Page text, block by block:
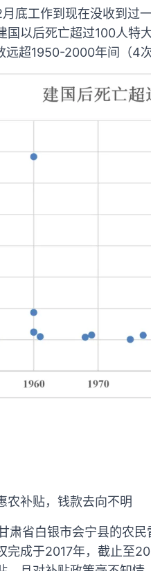
底工作到现在没收到过
国以后死亡超过100人
远超1950-2000年间（4次
农补贴，钱款去向不明
肃省白银市会宁县的农
完成于2017年，截止至